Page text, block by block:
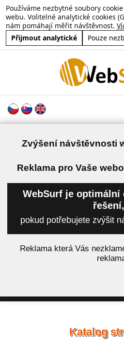
Používáme nezbytné soubory
webu. Volitelné analytické cookies
nám pomáhají měřit návštěvnost.
Přijmout analytické
Pouze
Zvýšení návštěvnosti
Reklama pro Vaše
WebSurf je optimální
řešení,
pokud potřebujete zvýšit
Reklama která Vás
Katalog